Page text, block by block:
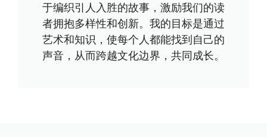
于编织引人入胜的故事，激励我们的读
者拥抱多样性和创新。我的目标是通过
艺术和知识，使每个人都能找到自己的
声音，从而跨越文化边界，共同成长。